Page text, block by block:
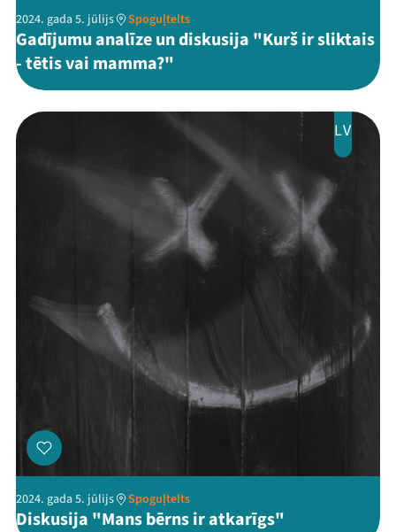
Mana programma
Programma
Arhīvs
Viņi bija LAMPĀ 2026
Ziedo
2024. gada 5. jūlijs Spoguļtelts
Gadījumu analīze un diskusija "Kurš ir sliktais
- tētis vai mamma?"
LV
2024. gada 5. jūlijs Spoguļtelts
Diskusija "Mans bērns ir atkarīgs"